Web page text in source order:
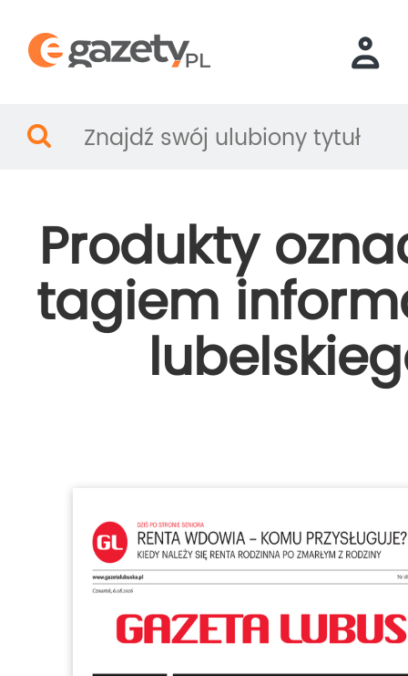
Produkty
tagiem